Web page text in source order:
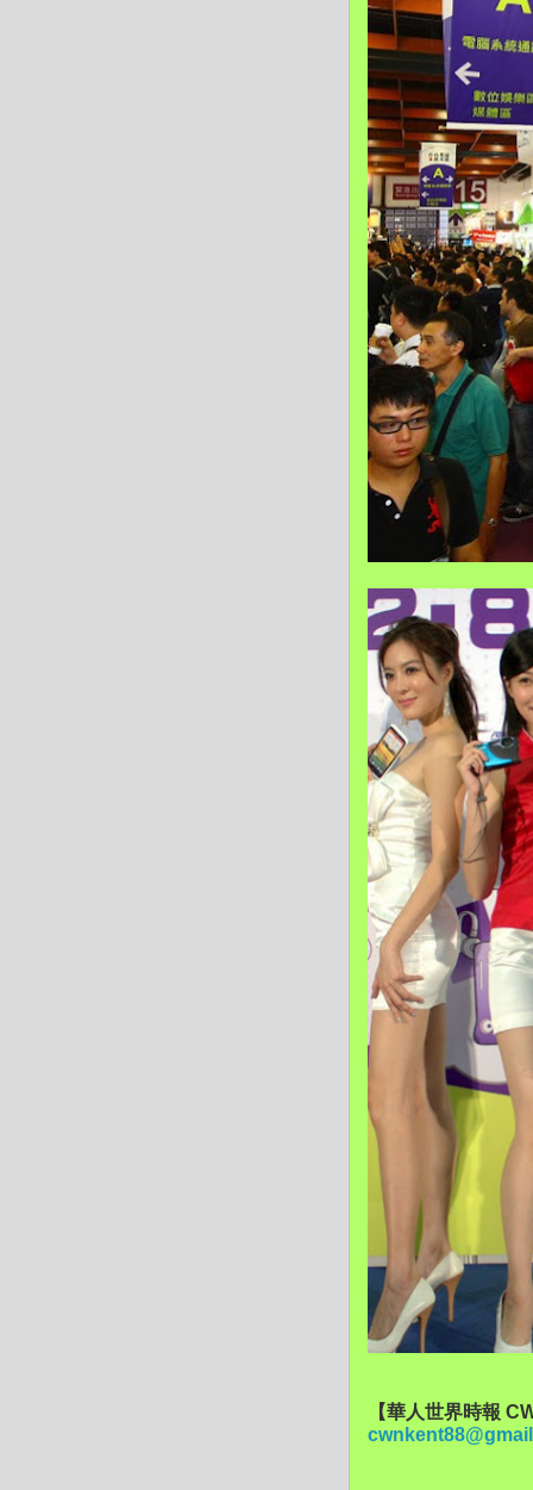
【華人世界時報